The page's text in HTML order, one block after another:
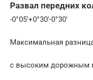
Развал передних
-0°05’+0°30′-0°30′
Максимальная
с высоким дорожным